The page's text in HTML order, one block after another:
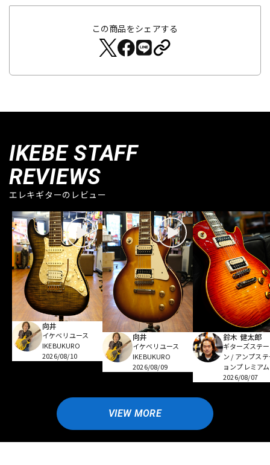
この商品をシェアする
IKEBE STAFF
REVIEWS
エレキギターのレビュー
向井
イケベリユース
IKEBUKURO
2026/08/10
向井
イケベリユース
IKEBUKURO
2026/08/09
鈴木 健太郎
ギターズステ
ン / アンプス
ョンプレミアム
2026/08/07
VIEW MORE